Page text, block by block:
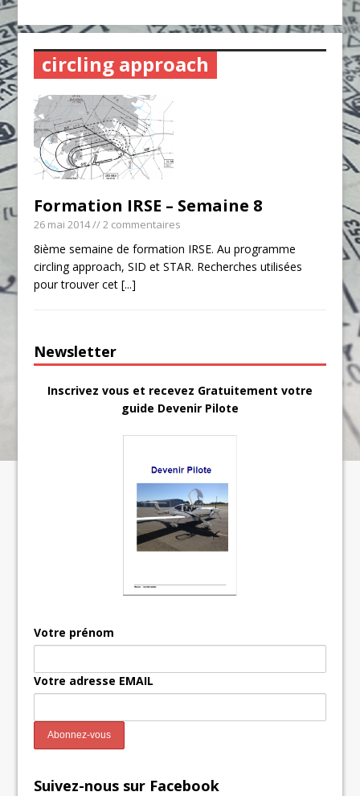
circling approach
Formation IRSE – Semaine 8
26 mai 2014// 2 commentaires
8ième semaine de formation IRSE. Au programme
circling approach, SID et STAR. Recherches utilisées
pour trouver cet[...]
Newsletter
Inscrivez vous et recevez Gratuitement votre
guide Devenir Pilote
Votre prénom
Votre adresse EMAIL
Suivez-nous sur Facebook